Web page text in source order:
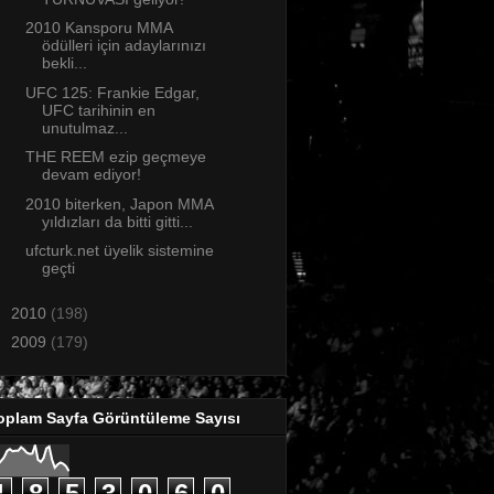
2010 Kansporu MMA
ödülleri için adaylarınızı
bekli...
UFC 125: Frankie Edgar,
UFC tarihinin en
unutulmaz...
THE REEM ezip geçmeye
devam ediyor!
2010 biterken, Japon MMA
yıldızları da bitti gitti...
ufcturk.net üyelik sistemine
geçti
2010 (198)
2009 (179)
Sayfa Görüntüleme Sayısı